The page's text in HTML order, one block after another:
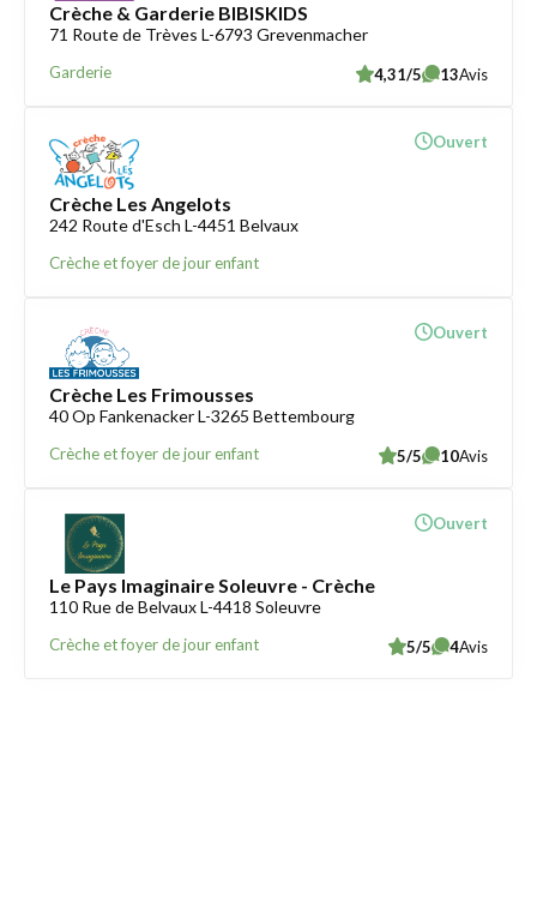
Crèche & Garderie BIBISKIDS
71 Route de Trèves L-6793 Grevenmacher
Garderie 4,31/5 13Avis
Crèche Les Angelots
242 Route d'Esch L-4451 Belvaux
Crèche et foyer de jour enfant
Ouvert
Crèche Les Frimousses
40 Op Fankenacker L-3265 Bettembourg
Crèche et foyer de jour enfant
Ouvert
5/5 10Avis
Le Pays Imaginaire Soleuvre - Crèche
110 Rue de Belvaux L-4418 Soleuvre
Crèche et foyer de jour enfant
Ouvert
5/5 4Avis